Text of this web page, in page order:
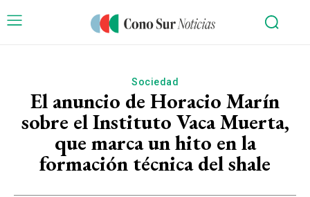
Sociedad
El anuncio de Horacio Marín
sobre el Instituto Vaca Muerta,
que marca un hito en la
formación técnica del shale